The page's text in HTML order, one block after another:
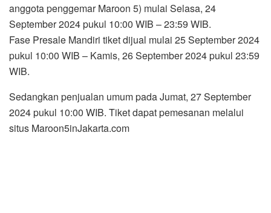
anggota penggemar Maroon 5) mulai Selasa, 24
September 2024 pukul 10:00 WIB – 23:59 WIB.
Fase Presale Mandiri tiket dijual mulai 25 September 2024
pukul 10:00 WIB – Kamis, 26 September 2024 pukul 23:59
WIB.
Sedangkan penjualan umum pada Jumat, 27 September
2024 pukul 10:00 WIB. Tiket dapat pemesanan melalui
situs Maroon5inJakarta.com